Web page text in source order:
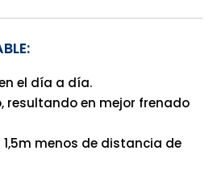
el día a día.
resultando en mejor frenado
1,5m menos de distancia de